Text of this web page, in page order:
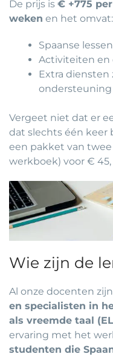
De prijs is € +775
weken en het omvat:
Spaanse lessen
Activiteiten en
Extra diensten
Vergeet niet dat er
dat slechts één keer
een pakket van
werkboek) voor €
Wie zijn de
Al onze docenten zijn
en specialisten in
als vreemde taal
ervaring met het
studenten die